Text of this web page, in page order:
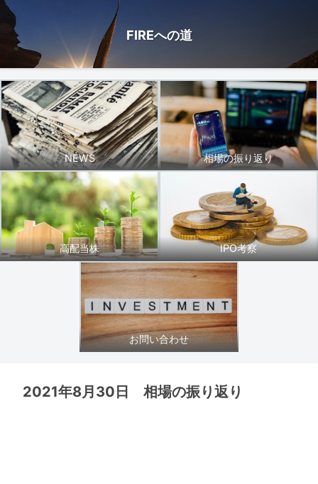
FIREへの道
NEWS 相場の振り返り
高配当株 IPO考察
お問い合わせ
2021年8月30日 相場の振り返り